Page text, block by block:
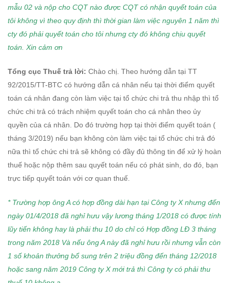
mẫu 02 và nộp cho CQT nào được CQT có nhận quyết toán của
tôi không vì theo quy định thì thời gian làm việc nguyên 1 năm thì
cty đó phải quyết toán cho tôi nhưng cty đó không chịu quyết
toán. Xin cảm ơn
Tổng cục Thuế trả lời: Chào chị. Theo hướng dẫn tại TT
92/2015/TT-BTC có hướng dẫn cá nhân nếu tại thời điểm quyết
toán cá nhân đang còn làm việc tại tổ chức chi trả thu nhập thì tổ
chức chi trả có trách nhiệm quyết toán cho cá nhân theo ủy
quyền của cá nhân. Do đó trường hợp tại thời điểm quyết toán (
tháng 3/2019) nếu bạn không còn làm việc tại tổ chức chi trả đó
nữa thì tổ chức chi trả sẽ không có đầy đủ thông tin để xử lý hoàn
thuế hoặc nộp thêm sau quyết toán nếu có phát sinh, do đó, bạn
trực tiếp quyết toán với cơ quan thuế.
* Trường hợp ông A có hợp đồng dài hạn tại Công ty X nhưng đến
ngày 01/4/2018 đã nghỉ hưu vậy lương tháng 1/2018 có được tính
lũy tiến không hay là phải thu 10 do chỉ có Hợp đồng LĐ 3 tháng
trong năm 2018 Và nếu ông A này đã nghỉ hưu rồi nhưng vẫn còn
1 số khoản thưởng bổ sung trên 2 triệu đồng đến tháng 12/2018
hoặc sang năm 2019 Công ty X mới trả thì Công ty có phải thu